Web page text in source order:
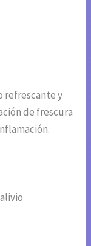
refrescante y
de frescura